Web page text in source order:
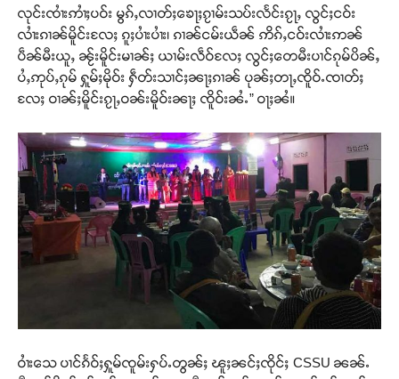
လုင်းၸၢႆးဢၢႆႈပဝ်း မွၵ်ႇလၢတ်ႈၶေႃႈၵႂၢမ်းသပ်းလႅင်းၵႂႃႇ လွင်ႈငဝ်း
လၢႆးၵၢၼ်မိူင်းလႄႈ ၵူႈပၢႆးပၢႆး၊ ၵၢၼ်ငမ်းယဵၼ် ဢိၵ်ႇငဝ်းလၢႆးဢၼ်
ပဵၼ်မီးယူႇ ၼႂ်းမိူင်းမၢၼ်ႈ ယၢမ်းလဵဝ်လႄႈ လွင်ႈတေမီးပၢင်ၵုမ်ပိၼ်ႇ
ပႆႇဢုပ်ႇၵုမ် ႁူမ်ႈမိုဝ်း ႁဵတ်းသၢင်ႈၼႃႈၵၢၼ် ပုၼ်ႈတႃႇၸိူဝ်ႉၸၢတ်ႈ
လႄႈ ဝၢၼ်ႈမိူင်းၵႂႃႇဝၼ်းမိူဝ်းၼႃႈ ၸိူဝ်းၼႆႉ” ဝႃႈၼႆ။
ဝၢႆးသေ ပၢင်ၵႅဝ်ႈႁူမ်ၸူမ်းႁပ်ႉတွၼ်ႈ ၽူႈၼင်ႈၸိုင်ႈ CSSU ၼၼ်ႉ